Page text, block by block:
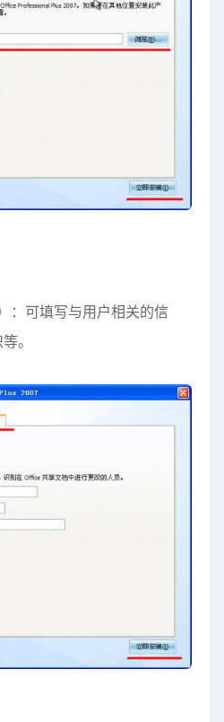
：可填写与用户相关的信
。